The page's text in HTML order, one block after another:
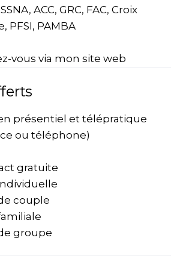
ACC, GRC, FAC, Croix
PFSI, PAMBA
vous via mon site web
présentiel et télépratique
ou téléphone)
gratuite
couple
groupe